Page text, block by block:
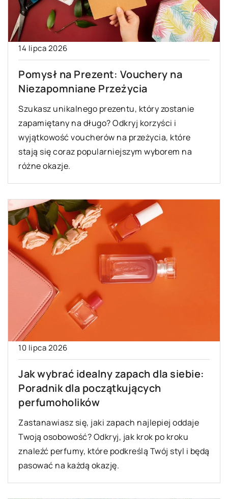
14 lipca 2026
Pomysł na Prezent: Vouchery na
Niezapomniane Przeżycia
Szukasz unikalnego prezentu, który zostanie
zapamiętany na długo? Odkryj korzyści i
wyjątkowość voucherów na przeżycia, które
stają się coraz popularniejszym wyborem na
różne okazje.
10 lipca 2026
Jak wybrać idealny zapach dla siebie:
Poradnik dla początkujących
perfumoholików
Zastanawiasz się, jaki zapach najlepiej oddaje
Twoją osobowość? Odkryj, jak krok po kroku
znaleźć perfumy, które podkreślą Twój styl i będą
pasować na każdą okazję.